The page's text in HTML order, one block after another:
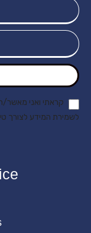
קראתי ואני
לשמירת המידע לצורך